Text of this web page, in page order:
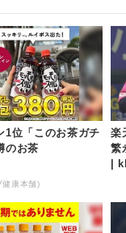
1位「このお茶ガチ
のお茶
健康本舗)
楽
繁
|